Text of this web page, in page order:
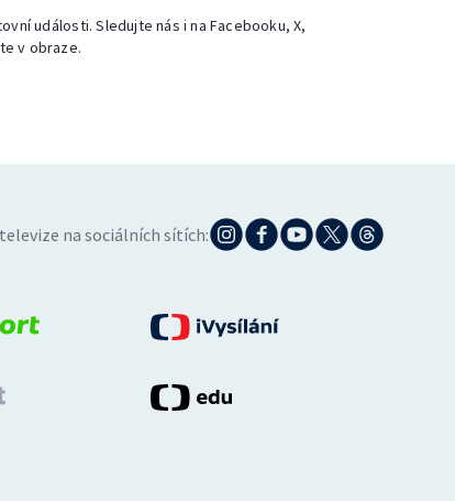
události. Sledujte nás i na Facebooku, X,
v obraze.
na sociálních sítích: